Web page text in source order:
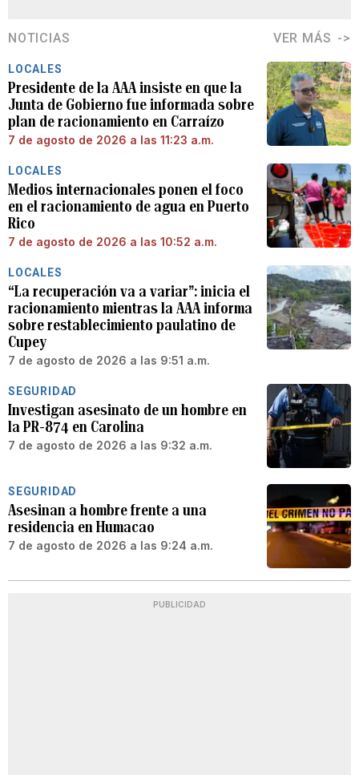
NOTICIAS VER MÁS
LOCALES
Presidente de la AAA insiste en que la
Junta de Gobierno fue informada sobre
plan de racionamiento en Carraízo
7 de agosto de 2026 a las 11:23 a.m.
LOCALES
Medios internacionales ponen el foco
en el racionamiento de agua en Puerto
Rico
7 de agosto de 2026 a las 10:52 a.m.
LOCALES
“La recuperación va a variar”: inicia el
racionamiento mientras la AAA informa
sobre restablecimiento paulatino de
Cupey
7 de agosto de 2026 a las 9:51 a.m.
SEGURIDAD
Investigan asesinato de un hombre en
la PR-874 en Carolina
7 de agosto de 2026 a las 9:32 a.m.
SEGURIDAD
Asesinan a hombre frente a una
residencia en Humacao
7 de agosto de 2026 a las 9:24 a.m.
PUBLICIDAD